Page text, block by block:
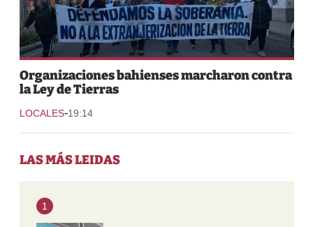
Organizaciones bahienses marcharon contra
la Ley de Tierras
LOCALES-19:14
LAS MÁS LEIDAS
1